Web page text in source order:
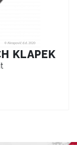
KLAPEK